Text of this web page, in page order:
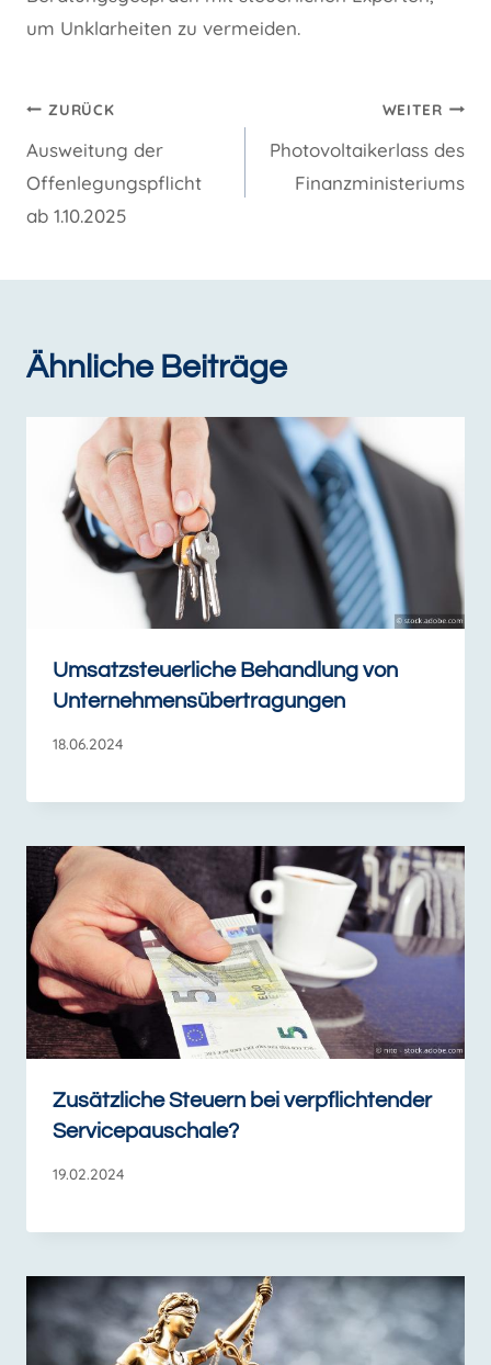
um Unklarheiten zu vermeiden.
Beitragsnavigation
ZURÜCK
Ausweitung der
Offenlegungspflicht
ab 1.10.2025
WEITER
Photovoltaikerlass des
Finanzministeriums
Ähnliche Beiträge
Umsatzsteuerliche Behandlung von
Unternehmensübertragungen
18.06.2024
Zusätzliche Steuern bei verpflichtender
Servicepauschale?
19.02.2024